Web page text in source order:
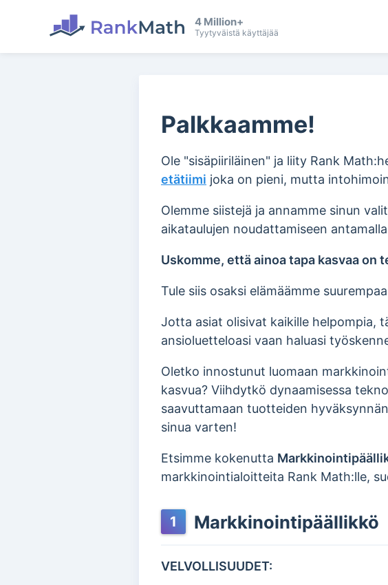
4 Million+
Tyytyväistä käyttäjää
Palkkaamme!
Ole "sisäpiiriläinen" ja liity Rank
etätiimi joka on pieni, mutta
Olemme siistejä ja annamme sinun
aikataulujen noudattamiseen
Uskomme, että ainoa tapa kasvaa on
Tule siis osaksi elämäämme
Jotta asiat olisivat kaikille helpompia,
ansioluetteloasi vaan haluasi
Oletko innostunut luomaan
kasvua? Viihdytkö dynaamisessa
saavuttamaan tuotteiden
sinua varten!
Etsimme kokenutta
markkinointialoitteita Rank Math:lle,
1 Markkinointipäällikkö
VELVOLLISUUDET: